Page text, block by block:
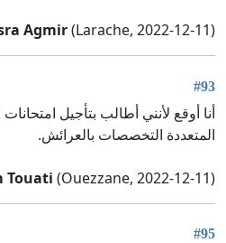
Agmir(Larache, 2022-12-11)
#93
أنا أوقع لأنني أطالب بتأجيل امتحانات
المتعددة التخصصات بالعرائش.
Touati (Ouezzane, 2022-12-11)
#95